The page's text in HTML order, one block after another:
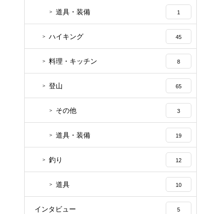
道具・装備 1
ハイキング 45
料理・キッチン 8
登山 65
その他 3
道具・装備 19
釣り 12
道具 10
インタビュー 5